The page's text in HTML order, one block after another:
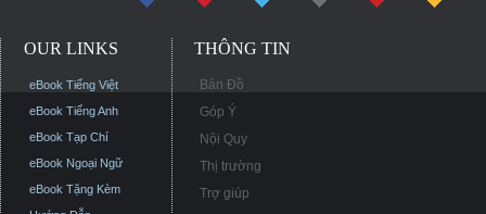
OUR LINKS
eBook Tiếng Việt
eBook Tiếng Anh
eBook Tạp Chí
eBook Ngoại Ngữ
eBook Tặng Kèm
THÔNG TIN
Bản Đồ
Góp Ý
Nội Quy
Thị trường
Trợ giúp